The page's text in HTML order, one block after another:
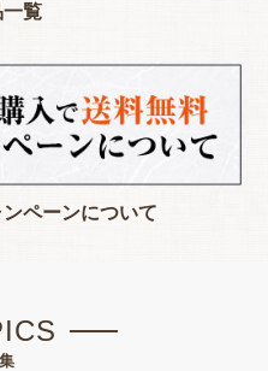
一覧
ンペーンについて